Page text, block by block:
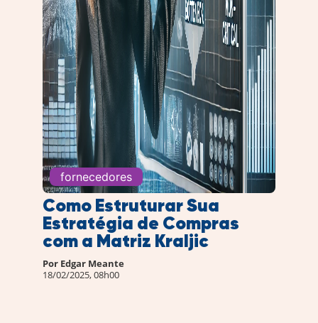
fornecedores
Como Estruturar Sua
Estratégia de Compras
com a Matriz Kraljic
Por Edgar Meante
18/02/2025, 08h00